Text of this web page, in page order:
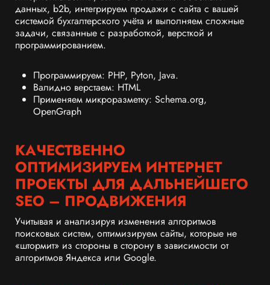
данных, b2b, интегрируем продажи с сайта с вашей
системой бухгалтерского учёта и выполняем сложные
задачи, связанные с разработкой, версткой и
программированием.
Программируем: PHP, Pyton, Java.
Валидно верстаем: HTML
Применяем микроразметку: Schema.org,
OpenGraph
КАЧЕСТВЕННО
ОПТИМИЗИРУЕМ ИНТЕРНЕТ
ПРОЕКТЫ ДЛЯ ДАЛЬНЕЙШЕГО
SEO – ПРОДВИЖЕНИЯ
Учитывая и анализируя изменения алгоритмов
поисковых систем, оптимизируем сайты, которые не
«штормит» из стороны в сторону в зависимости от
алгоритмов Яндекса или Google.